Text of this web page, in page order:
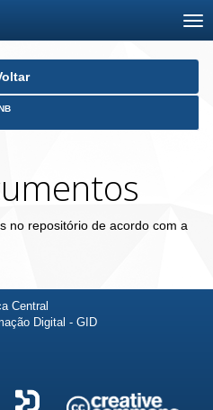
no repositório de acordo com a
Central
Digital - GID